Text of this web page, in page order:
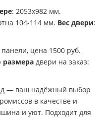
: 2053х982 мм.
104-114 мм. Вес двери:
цена 1500 руб.
размера двери на заказ:
— ваш надёжный выбор
в качестве и
и уют. Подходит для